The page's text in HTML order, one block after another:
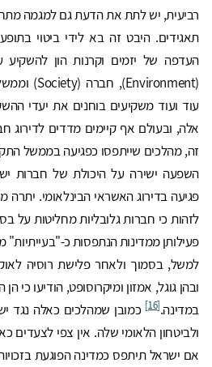
רביעית, יש לתת את הדעת גם למגמה
העדפה של יזמים וקרנות הון
עוד ועוד משקיעים בוחנים את יעדי
אלה, ובעולם אף קיימים מדדים לדירוג
זה, מהלכים שייתפסו כפגיעה בממשל
השפעה ישירה על היכולת של חברות
פגיעה בדירוג האשראי הבינלאומי. יתרה
לזהות כי חברות גלובליות מחליטות על
פעילותן ממדינות הנתפסות כ-"בעייתיות"
ובהן גוגל, אמזון ומיקרוסופט, הודיעו כי
במדינה.[16]
כמובן שמהלכים כאלה נגד
ולביטחון הלאומי שלה. אין צפי לצעדים
אם ישראל תיתפס כמדינה הפוגעת